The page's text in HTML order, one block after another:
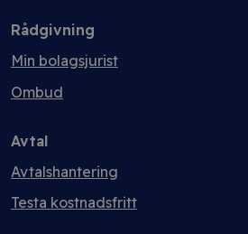
Rådgivning
Min bolagsjurist
Ombud
Avtal
Avtalshantering
Testa kostnadsfritt